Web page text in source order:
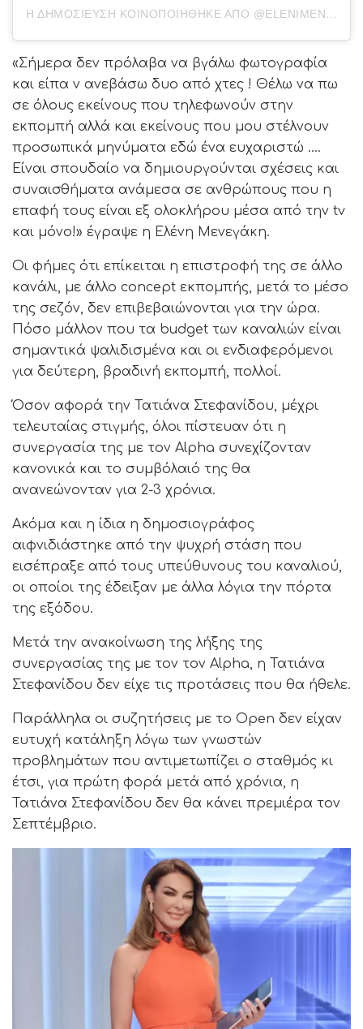
Η ΔΗΜΟΣΊΕΥΣΗ ΚΟΙΝΟΠΟΙΉΘΗΚΕ ΑΠΌ @ELENIMENEGAKI
«Σήμερα δεν πρόλαβα να βγάλω φωτογραφία
και είπα ν ανεβάσω δυο από χτες ! Θέλω να πω
σε όλους εκείνους που τηλεφωνούν στην
εκπομπή αλλά και εκείνους που μου στέλνουν
προσωπικά μηνύματα εδώ ένα ευχαριστώ ….
Είναι σπουδαίο να δημιουργούνται σχέσεις και
συναισθήματα ανάμεσα σε ανθρώπους που η
επαφή τους είναι εξ ολοκλήρου μέσα από την tv
και μόνο!» έγραψε η Ελένη Μενεγάκη.
Οι φήμες ότι επίκειται η επιστροφή της σε άλλο
κανάλι, με άλλο concept εκπομπής, μετά το μέσο
της σεζόν, δεν επιβεβαιώνονται για την ώρα.
Πόσο μάλλον που τα budget των καναλιών είναι
σημαντικά ψαλιδισμένα και οι ενδιαφερόμενοι
για δεύτερη, βραδινή εκπομπή, πολλοί.
Όσον αφορά την Τατιάνα Στεφανίδου, μέχρι
τελευταίας στιγμής, όλοι πίστευαν ότι η
συνεργασία της με τον Alpha συνεχίζονταν
κανονικά και το συμβόλαιό της θα
ανανεώνονταν για 2-3 χρόνια.
Ακόμα και η ίδια η δημοσιογράφος
αιφνιδιάστηκε από την ψυχρή στάση που
εισέπραξε από τους υπεύθυνους του καναλιού,
οι οποίοι της έδειξαν με άλλα λόγια την πόρτα
της εξόδου.
Μετά την ανακοίνωση της λήξης της
συνεργασίας της με τον τον Alpha, η Τατιάνα
Στεφανίδου δεν είχε τις προτάσεις που θα ήθελε.
Παράλληλα οι συζητήσεις με το Open δεν είχαν
ευτυχή κατάληξη λόγω των γνωστών
προβλημάτων που αντιμετωπίζει ο σταθμός κι
έτσι, για πρώτη φορά μετά από χρόνια, η
Τατιάνα Στεφανίδου δεν θα κάνει πρεμιέρα τον
Σεπτέμβριο.